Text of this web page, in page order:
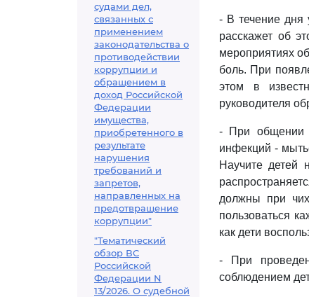
судами дел,
связанных с
применением
законодательства о
противодействии
коррупции и
обращением в
доход Российской
Федерации
имущества,
приобретенного в
результате
нарушения
требований и
запретов,
направленных на
предотвращение
коррупции"
"Тематический
обзор ВС
Российской
Федерации N
13/2026. О судебной
- В течение дня
расскажет об
мероприятиях
боль. При
этом в
руководителя
- При общении
инфекций -
Научите детей
должны при
пользоваться
как дети
- При
соблюдением